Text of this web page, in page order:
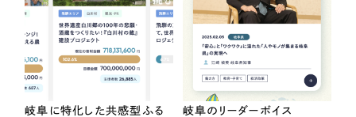
岐阜に特化した共感型ふる
岐阜のリーダーボイス